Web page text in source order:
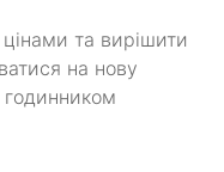
та вирішити
на нову